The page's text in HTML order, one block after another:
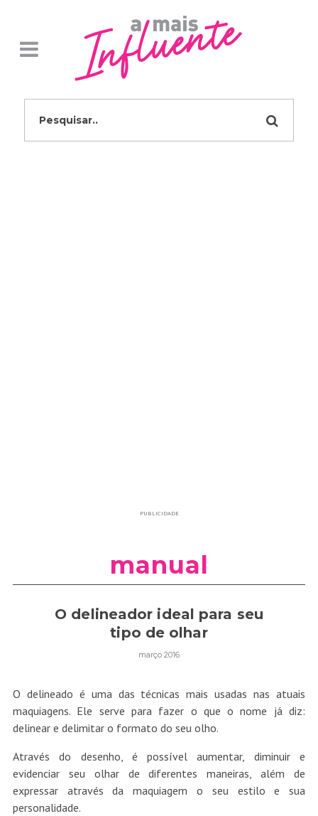
PUBLICIDADE
manual
O delineador ideal para seu
tipo de olhar
março 2016
O delineado é uma das técnicas mais usadas nas atuais
maquiagens. Ele serve para fazer o que o nome já diz:
delinear e delimitar o formato do seu olho.
Através do desenho, é possível aumentar, diminuir e
evidenciar seu olhar de diferentes maneiras, além de
expressar através da maquiagem o seu estilo e sua
personalidade.